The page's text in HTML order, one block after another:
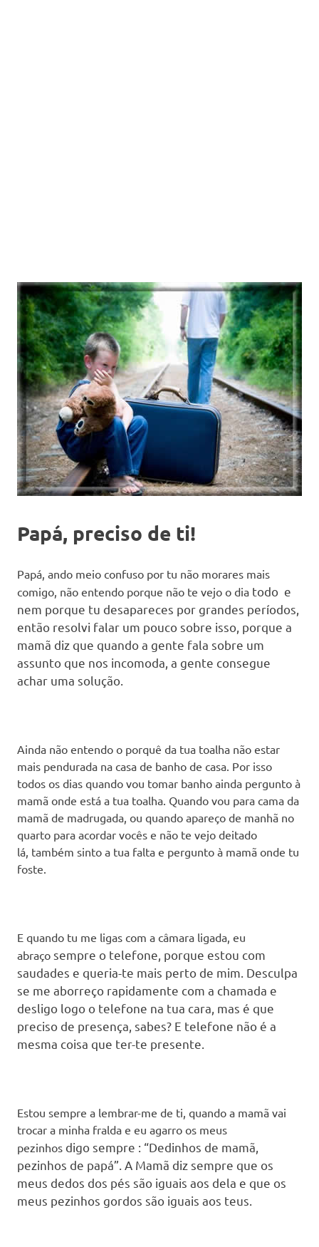
Papá, preciso de ti!
Papá, ando meio confuso por tu não morares mais
comigo, não entendo porque não te vejo o dia todo e
nem porque tu desapareces por grandes períodos,
então resolvi falar um pouco sobre isso, porque a
mamã diz que quando a gente fala sobre um
assunto que nos incomoda, a gente consegue
achar uma solução.
Ainda não entendo o porquê da tua toalha não estar
mais pendurada na casa de banho de casa. Por isso
todos os dias quando vou tomar banho ainda pergunto à
mamã onde está a tua toalha. Quando vou para cama da
mamã de madrugada, ou quando apareço de manhã no
quarto para acordar vocês e não te vejo deitado
lá, também sinto a tua falta e pergunto à mamã onde tu
foste.
E quando tu me ligas com a câmara ligada, eu
abraço sempre o telefone, porque estou com
saudades e queria-te mais perto de mim. Desculpa
se me aborreço rapidamente com a chamada e
desligo logo o telefone na tua cara, mas é que
preciso de presença, sabes? E telefone não é a
mesma coisa que ter-te presente.
Estou sempre a lembrar-me de ti, quando a mamã vai
trocar a minha fralda e eu agarro os meus
pezinhos digo sempre : “Dedinhos de mamã,
pezinhos de papá”. A Mamã diz sempre que os
meus dedos dos pés são iguais aos dela e que os
meus pezinhos gordos são iguais aos teus.